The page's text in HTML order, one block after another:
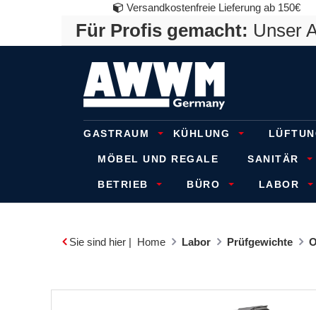
Versandkostenfreie Lieferung ab 150€
Für Profis gemacht: Unser
GASTRAUM KÜHLUNG
MÖBEL UND REGALE SANITÄR
BETRIEB BÜRO LABOR
Sie sind hier | Home Labor Prüfgewichte